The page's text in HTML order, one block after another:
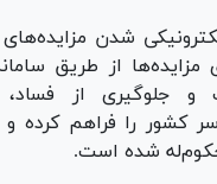
شدن
مزایده‌ها از طریق
و جلوگیری از
کشور را فراهم کرده
شده است.